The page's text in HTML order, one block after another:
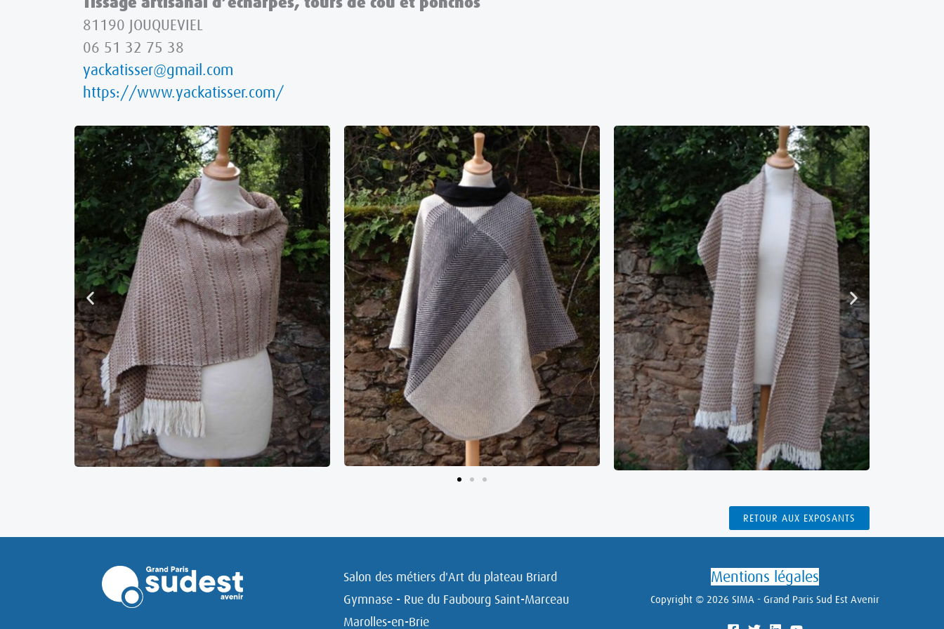
81190 JOUQUEVIEL
06 51 32 75 38
yackatisser@gmail.com
https://www.yackatisser.com/
RETOUR AUX EXPOSANTS
Salon des métiers d'Art du plateau Briard
Gymnase - Rue du Faubourg Saint-Marceau
Marolles-en-Brie
Mentions légales
Copyright © 2026 SIMA - Grand Paris Sud Est Avenir